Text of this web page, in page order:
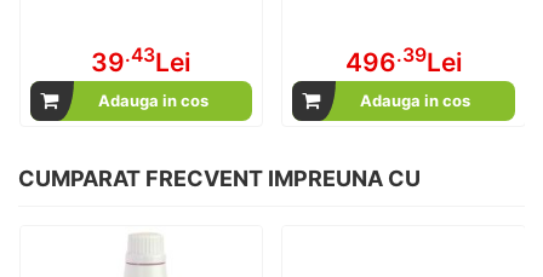
39.43Lei
Adauga in cos
496.39Lei
Adauga in cos
CUMPARAT FRECVENT IMPREUNA CU